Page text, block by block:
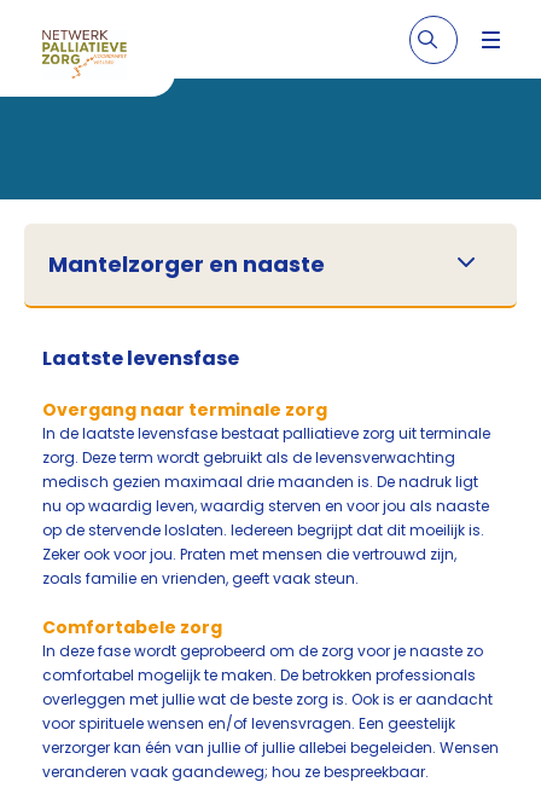
Mantelzorger en naaste
Laatste levensfase
Overgang naar terminale zorg
In de laatste levensfase bestaat palliatieve zorg uit terminale
zorg. Deze term wordt gebruikt als de levensverwachting
medisch gezien maximaal drie maanden is. De nadruk ligt
nu op waardig leven, waardig sterven en voor jou als naaste
op de stervende loslaten. Iedereen begrijpt dat dit moeilijk is.
Zeker ook voor jou. Praten met mensen die vertrouwd zijn,
zoals familie en vrienden, geeft vaak steun.
Comfortabele zorg
In deze fase wordt geprobeerd om de zorg voor je naaste zo
comfortabel mogelijk te maken. De betrokken professionals
overleggen met jullie wat de beste zorg is. Ook is er aandacht
voor spirituele wensen en/of levensvragen. Een geestelijk
verzorger kan één van jullie of jullie allebei begeleiden. Wensen
veranderen vaak gaandeweg; hou ze bespreekbaar.